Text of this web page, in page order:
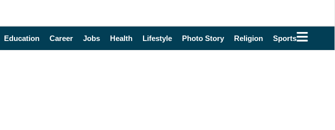
Education Career Jobs Health Lifestyle Photo Story Religion Sports